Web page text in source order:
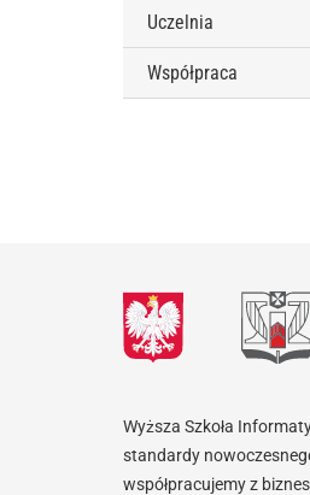
Uczelnia
Współpraca
Wyższa Szkoła
standardy
współpracujemy z